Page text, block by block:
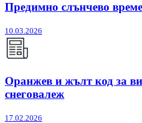
Предимно слънчево
10.03.2026
Оранжев и жълт код за
снеговалеж
17.02.2026